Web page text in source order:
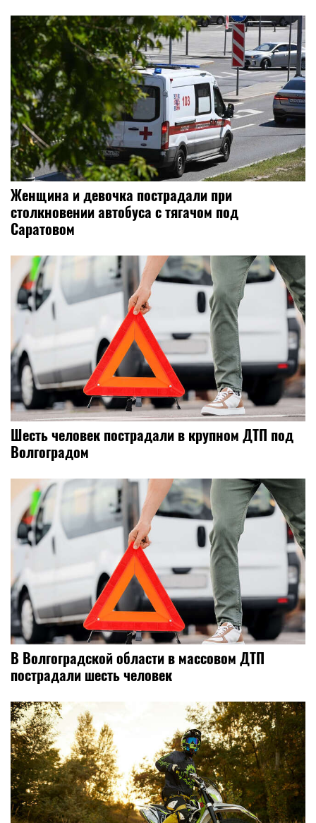
Женщина и девочка пострадали при
столкновении автобуса с тягачом под
Саратовом
Шесть человек пострадали в крупном ДТП под
Волгоградом
В Волгоградской области в массовом ДТП
пострадали шесть человек